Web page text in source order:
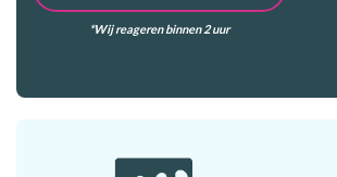
*Wij reageren binnen 2 uur